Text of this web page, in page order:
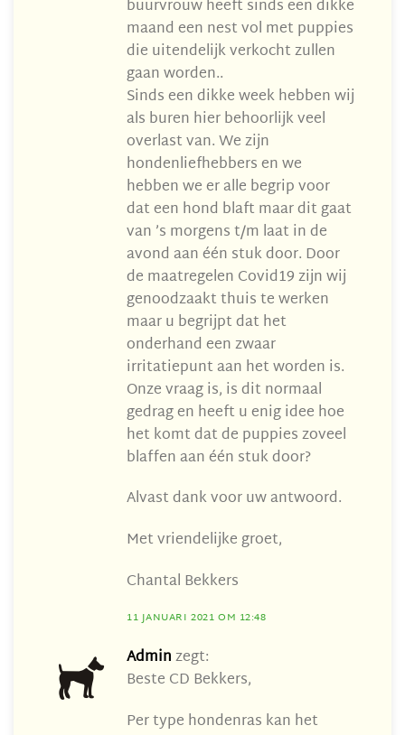
buurvrouw heeft sinds een dikke
maand een nest vol met puppies
die uitendelijk verkocht zullen
gaan worden..
Sinds een dikke week hebben wij
als buren hier behoorlijk veel
overlast van. We zijn
hondenliefhebbers en we
hebben we er alle begrip voor
dat een hond blaft maar dit gaat
van ’s morgens t/m laat in de
avond aan één stuk door. Door
de maatregelen Covid19 zijn wij
genoodzaakt thuis te werken
maar u begrijpt dat het
onderhand een zwaar
irritatiepunt aan het worden is.
Onze vraag is, is dit normaal
gedrag en heeft u enig idee hoe
het komt dat de puppies zoveel
blaffen aan één stuk door?
Alvast dank voor uw antwoord.
Met vriendelijke groet,
Chantal Bekkers
11 JANUARI 2021 OM 12:48
Adminzegt:
Beste CD Bekkers,
Per type hondenras kan het